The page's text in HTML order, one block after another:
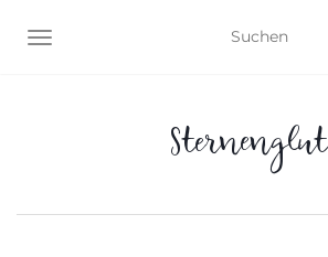
NAVIGATION UMSCHALTEN
Sternenglut